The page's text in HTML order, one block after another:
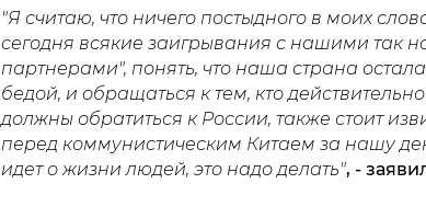
"Я считаю, что ничего постыдного в моих
сегодня всякие заигрывания с нашими так
партнерами", понять, что наша страна
бедой, и обращаться к тем, кто
должны обратиться к России, также стоит
перед коммунистическим Китаем за нашу
идет о жизни людей, это надо делать", -